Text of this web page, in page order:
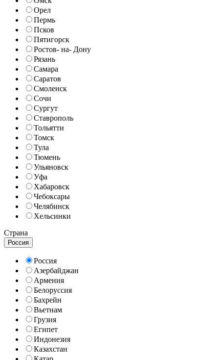
Орел
Пермь
Псков
Пятигорск
Ростов- на- Дону
Рязань
Самара
Саратов
Смоленск
Сочи
Сургут
Ставрополь
Тольятти
Томск
Тула
Тюмень
Ульяновск
Уфа
Хабаровск
Чебоксары
Челябинск
Хельсинки
Страна
Россия
Россия
Азербайджан
Армения
Белоруссия
Бахрейн
Вьетнам
Грузия
Египет
Индонезия
Казахстан